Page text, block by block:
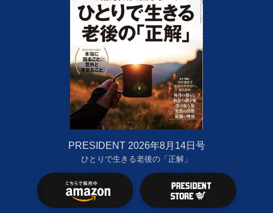
PRESIDENT 2026年8月14日号
ひとりで生きる老後の「正解」